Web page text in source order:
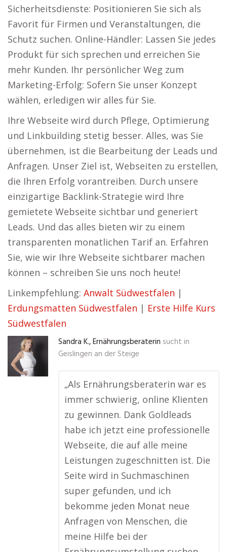
Sicherheitsdienste: Positionieren Sie sich als
Favorit für Firmen und Veranstaltungen, die
Schutz suchen. Online-Händler: Lassen Sie jedes
Produkt für sich sprechen und erreichen Sie
mehr Kunden. Ihr persönlicher Weg zum
Marketing-Erfolg: Sofern Sie unser Konzept
wählen, erledigen wir alles für Sie.
Ihre Webseite wird durch Pflege, Optimierung
und Linkbuilding stetig besser. Alles, was Sie
übernehmen, ist die Bearbeitung der Leads und
Anfragen. Unser Ziel ist, Webseiten zu erstellen,
die Ihren Erfolg vorantreiben. Durch unsere
einzigartige Backlink-Strategie wird Ihre
gemietete Webseite sichtbar und generiert
Leads. Und das alles bieten wir zu einem
transparenten monatlichen Tarif an. Erfahren
Sie, wie wir Ihre Webseite sichtbarer machen
können – schreiben Sie uns noch heute!
Linkempfehlung: Anwalt Südwestfalen |
Erdungsmatten Südwestfalen | Erste Hilfe Kurs
Südwestfalen
Sandra K., Ernährungsberaterin sucht in
Geislingen an der Steige
„Als Ernährungsberaterin war es
immer schwierig, online Klienten
zu gewinnen. Dank Goldleads
habe ich jetzt eine professionelle
Webseite, die auf alle meine
Leistungen zugeschnitten ist. Die
Seite wird in Suchmaschinen
super gefunden, und ich
bekomme jeden Monat neue
Anfragen von Menschen, die
meine Hilfe bei der